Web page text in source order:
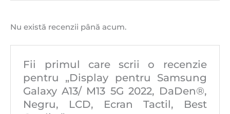
Nu există recenzii până acum.
Fii primul care scrii o recenzie
pentru „Display pentru Samsung
Galaxy A13/ M13 5G 2022, DaDen®,
Negru, LCD, Ecran Tactil, Best